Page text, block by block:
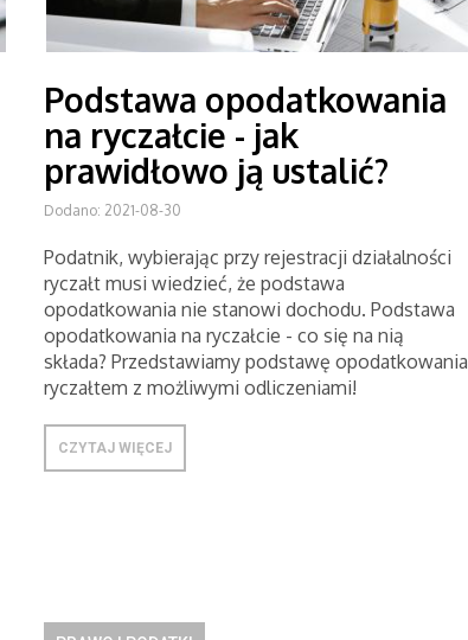
Podstawa opodatkowania
na ryczałcie - jak
prawidłowo ją ustalić?
Dodano: 2021-08-30
Podatnik, wybierając przy rejestracji działalności
ryczałt musi wiedzieć, że podstawa
opodatkowania nie stanowi dochodu. Podstawa
opodatkowania na ryczałcie - co się na nią
składa? Przedstawiamy podstawę opodatkowania
ryczałtem z możliwymi odliczeniami!
CZYTAJ WIĘCEJ